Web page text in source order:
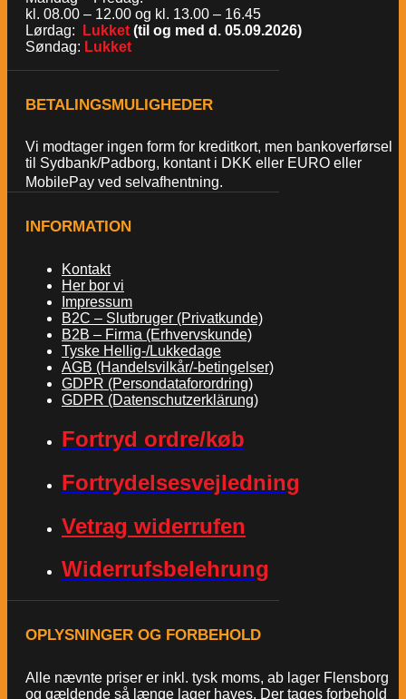
kl. 08.00 – 12.00 og kl. 13.00 – 16.45
Lørdag:
Lukket (til og med d. 05.09.2026)
Søndag: Lukket
BETALINGSMULIGHEDER
Vi modtager ingen form for kreditkort, men bankoverførsel
til Sydbank/Padborg, kontant i DKK eller EURO eller
MobilePay ved selvafhentning.
INFORMATION
Kontakt
Her bor vi
Impressum
B2C – Slutbruger (Privatkunde)
B2B – Firma (Erhvervskunde)
Tyske Hellig-/Lukkedage
AGB (Handelsvilkår/-betingelser)
GDPR (Persondataforordring)
GDPR (Datenschutzerklärung)
Fortryd ordre/køb
Fortrydelsesvejledning
Vetrag widerrufen
Widerrufsbelehrung
OPLYSNINGER OG FORBEHOLD
Alle nævnte priser er inkl. tysk moms, ab lager Flensborg
og gældende så længe lager haves. Der tages forbehold